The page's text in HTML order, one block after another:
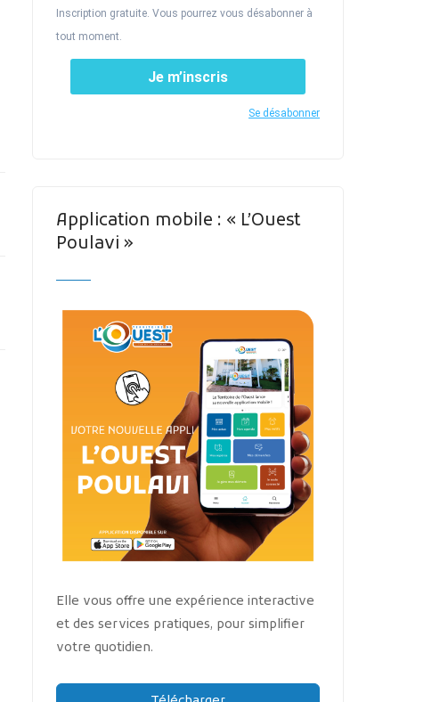
Inscription gratuite. Vous pourrez vous désabonner à
tout moment.
Je m’inscris
Se désabonner
Application mobile : « L’Ouest
Poulavi »
Elle vous offre une expérience interactive
et des services pratiques, pour simplifier
votre quotidien.